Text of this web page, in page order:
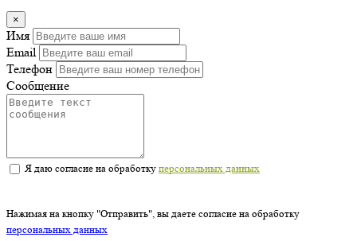
×
Имя
Email
Телефон
Сообщение
Я даю согласие на обработку персональных данных
Нажимая на кнопку "Отправить", вы даете согласие на обработку
персональных данных